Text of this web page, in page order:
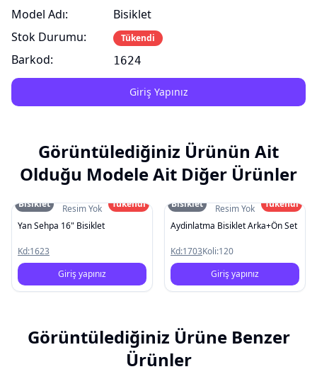
Model Adı:
Stok Durumu:
Barkod:
Bisiklet
Tükendi
1624
Giriş Yapınız
Görüntülediğiniz Ürünün Ait
Olduğu Modele Ait Diğer Ürünler
Resim Yok
Bisiklet
Tükendi
Yan Sehpa 16" Bisiklet
Kd:1623
Giriş yapınız
Resim Yok
Bisiklet
Tükendi
Aydinlatma Bisiklet Arka+Ön Set
Kd:1703Koli:120
Giriş yapınız
Görüntülediğiniz Ürüne Benzer
Ürünler